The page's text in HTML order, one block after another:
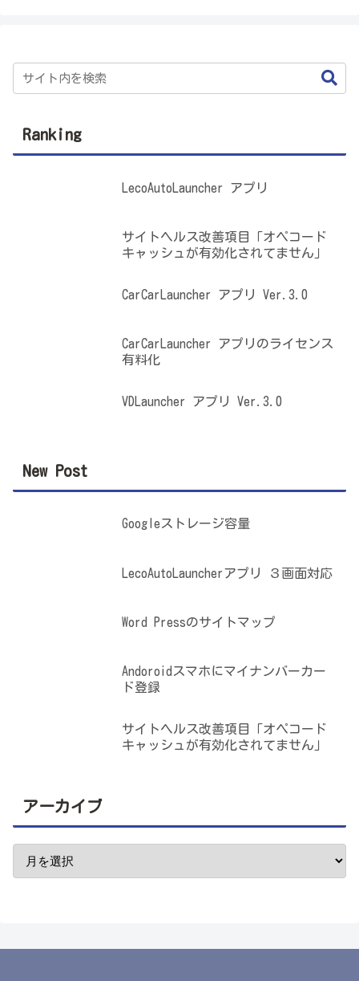
Ranking
LecoAutoLauncher アプリ
サイトヘルス改善項目「オペコード
キャッシュが有効化されてません」
CarCarLauncher アプリ Ver.3.0
CarCarLauncher アプリのライセンス
有料化
VDLauncher アプリ Ver.3.0
New Post
Googleストレージ容量
LecoAutoLauncherアプリ ３画面対応
Word Pressのサイトマップ
Andoroidスマホにマイナンバーカー
ド登録
サイトヘルス改善項目「オペコード
キャッシュが有効化されてません」
アーカイブ